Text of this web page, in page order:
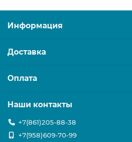
Информация
Доставка
Оплата
Наши контакты
+7(861)205-88-38
+7(958)609-70-99